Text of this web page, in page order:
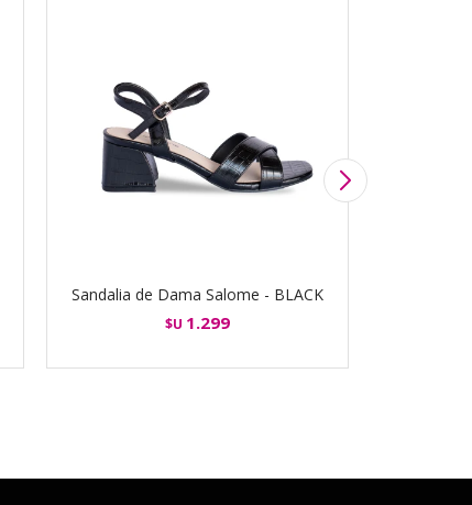
Sandalia de Dama Salome - BLACK
$U 1.299